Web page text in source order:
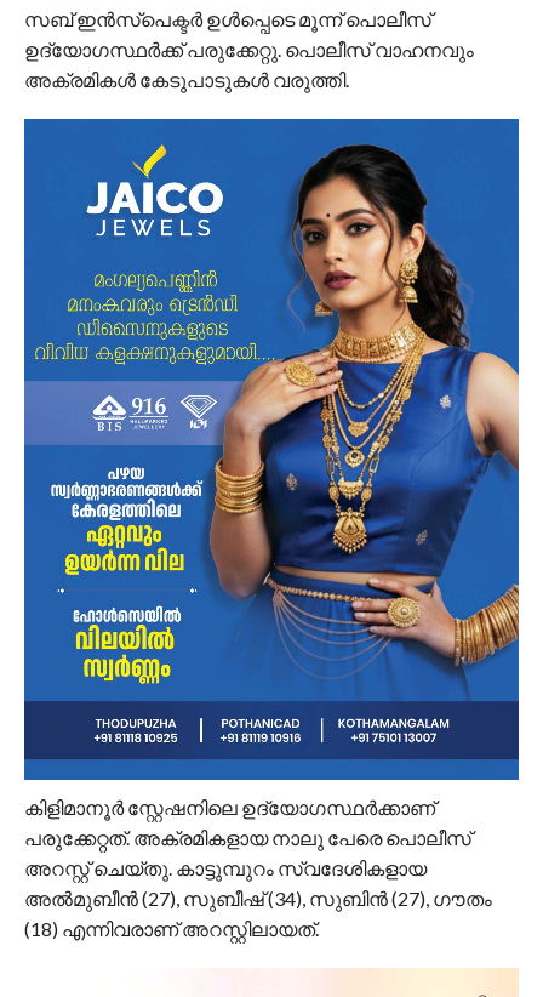
സബ് ഇൻസ്പെക്ടർ ഉൾപ്പെടെ മൂന്ന് പൊലീസ്
ഉദ്യോഗസ്ഥർക്ക് പരുക്കേറ്റു. പൊലീസ് വാഹനവും
അക്രമികൾ കേടുപാടുകൾ വരുത്തി.
കിളിമാനൂർ സ്റ്റേഷനിലെ ഉദ്യോഗസ്ഥർക്കാണ്
പരുക്കേറ്റത്. അക്രമികളായ നാലു പേരെ പൊലീസ്
അറസ്റ്റ് ചെയ്തു. കാട്ടുമ്പുറം സ്വദേശികളായ
അൽമുബീൻ (27), സുബീഷ് (34), സുബിൻ (27), ഗൗതം
(18) എന്നിവരാണ് അറസ്റ്റിലായത്.